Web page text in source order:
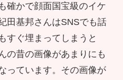
確かで顔面国宝級のイケ
田基邦さんはSNSでも話
すぐ埋まってしまうと
の昔の画像があまりにも
っています。その画像が